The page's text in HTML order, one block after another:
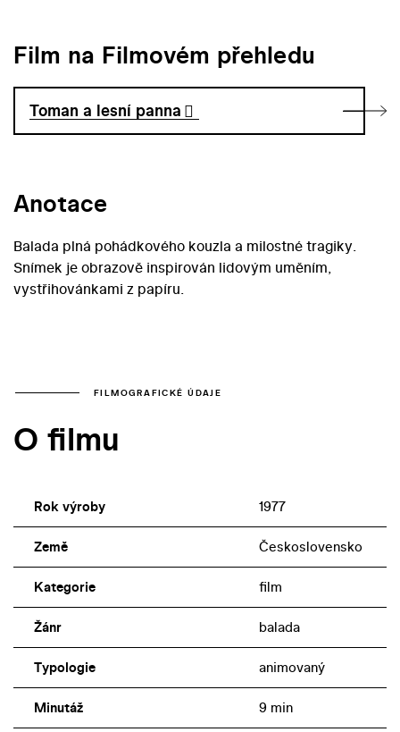
Film na Filmovém přehledu
Toman a lesní panna
Anotace
Balada plná pohádkového kouzla a milostné tragiky.
Snímek je obrazově inspirován lidovým uměním,
vystřihovánkami z papíru.
FILMOGRAFICKÉ ÚDAJE
O filmu
Rok výroby 1977
Země Československo
Kategorie film
Žánr balada
Typologie animovaný
Minutáž 9 min